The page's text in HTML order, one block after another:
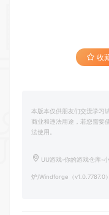
收
本版本仅供朋友们交流学习
商业和违法用途，若您需要
法使用。
UU游戏-你的游戏仓库-
炉/Windforge（v1.0.7787.0